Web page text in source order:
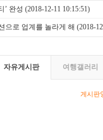
’ 완성 (2018-12-11 10:15:51)
으로 업계를 놀라게 해 (2018-
자유게시판 여행갤러리
게시판